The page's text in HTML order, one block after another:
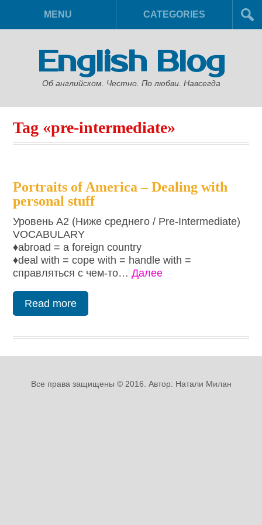
MENU CATEGORIES
English Blog
Об английском. Честно. По любви. Навсегда
Tag «pre-intermediate»
Portraits of America – Dealing with
personal stuff
Уровень A2 (Ниже среднего / Pre-Intermediate)
VOCABULARY
♦abroad = a foreign country
♦deal with = cope with = handle with =
справляться с чем-то…Далее
Read more
Все права защищены © 2016. Автор: Натали Милан